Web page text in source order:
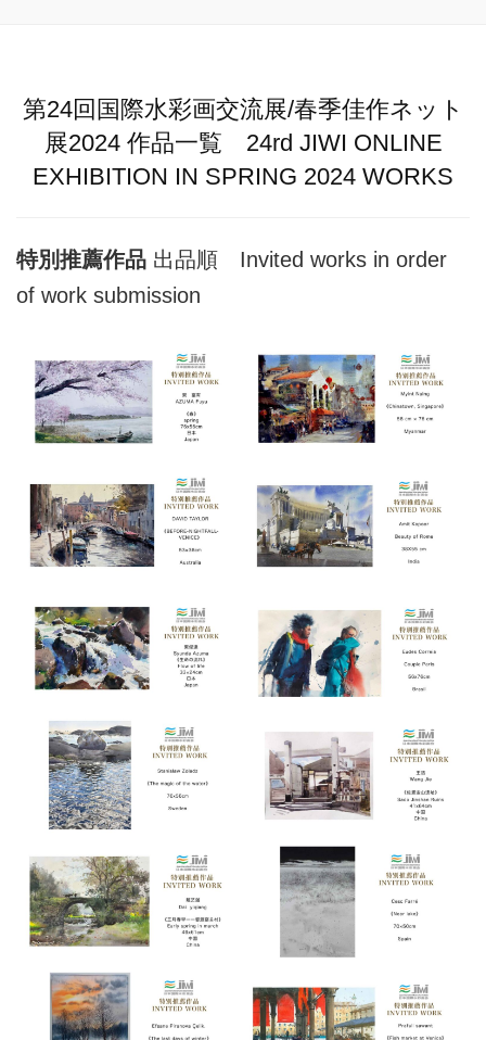
第24回国際水彩画交流展/春季佳作ネット
展2024 作品一覧 24rd JIWI ONLINE
EXHIBITION IN SPRING 2024 WORKS
特別推薦作品 出品順 Invited works in order
of work submission